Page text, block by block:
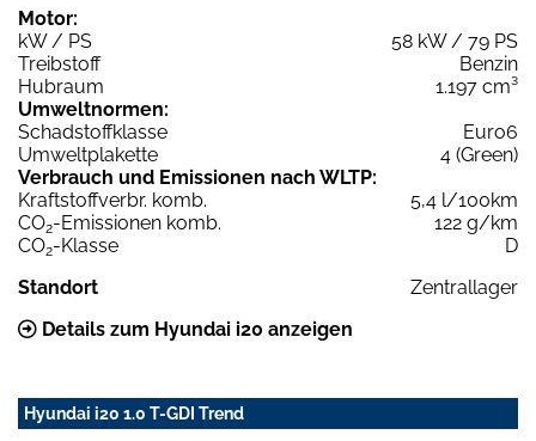
Motor:
kW / PS
58 kW / 79 PS
Treibstoff
Benzin
Hubraum
1.197 cm³
Umweltnormen:
Schadstoffklasse
Euro6
Umweltplakette
4 (Green)
Verbrauch und Emissionen nach WLTP:
Kraftstoffverbr. komb.
5,4 l/100km
CO2-Emissionen komb.
122 g/km
CO2-Klasse
D
Standort
Zentrallager
Details zum Hyundai i20 anzeigen
Hyundai i20 1.0 T-GDI Trend